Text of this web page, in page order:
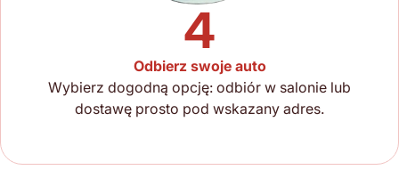
4
Odbierz swoje auto
Wybierz dogodną opcję: odbiór w salonie lub
dostawę prosto pod wskazany adres.